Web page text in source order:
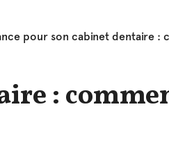
pour son cabinet dentaire :
: